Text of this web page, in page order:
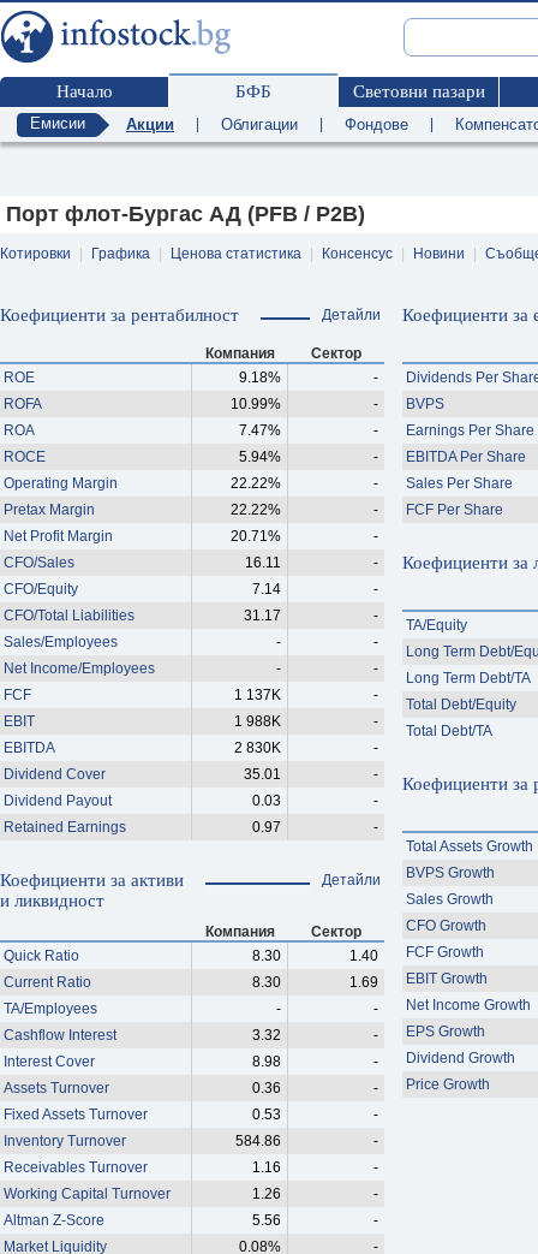
Начало БФБ Световни пазари
Емисии Акции Облигации Фондове
Порт флот-Бургас АД (PFB / P2B)
Котировки Графика Ценова статистика Консенсус Новини
Коефициенти за рентабилност Детайли
Компания
Сектор
ROE
9.18%
-
ROFA
10.99%
-
ROA
7.47%
-
ROCE
5.94%
-
Operating Margin
22.22%
-
Pretax Margin
22.22%
-
Net Profit Margin
20.71%
-
CFO/Sales
16.11
-
CFO/Equity
7.14
-
CFO/Total Liabilities
31.17
-
Sales/Employees
-
-
Net Income/Employees
-
-
FCF
1 137K
-
EBIT
1 988K
-
EBITDA
2 830K
-
Dividend Cover
35.01
-
Dividend Payout
0.03
-
Retained Earnings
0.97 -
Коефициенти за активи
и ликвидност
Детайли
Компания
Сектор
Quick Ratio
8.30
1.40
Current Ratio
8.30
1.69
TA/Employees
-
-
Cashflow Interest
3.32
-
Interest Cover
8.98
-
Assets Turnover
0.36
-
Fixed Assets Turnover
0.53
-
Inventory Turnover
584.86
-
Receivables Turnover
1.16
-
Working Capital Turnover
1.26
-
Altman Z-Score
5.56
-
Market Liquidity
0.08% -
Коефициенти за
Dividends Per
BVPS
Earnings Per Share
EBITDA Per Share
Sales Per Share
FCF Per Share
Коефициенти за
TA/Equity
Long Term Debt/
Long Term Debt/TA
Total Debt/Equity
Total Debt/TA
Коефициенти за
Total Assets Growth
BVPS Growth
Sales Growth
CFO Growth
FCF Growth
EBIT Growth
Net Income Growth
EPS Growth
Dividend Growth
Price Growth